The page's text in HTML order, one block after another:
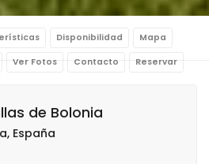
Disponibilidad Mapa
Ver Fotos Contacto Reservar
de Bolonia
España